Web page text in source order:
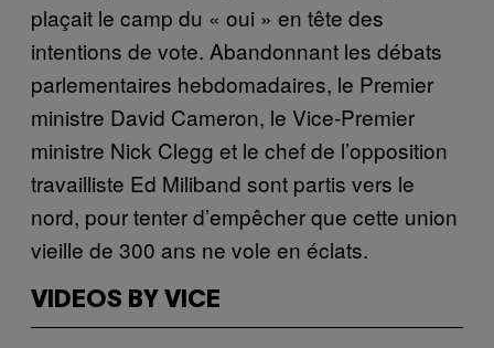
plaçait le camp du « oui » en tête des
intentions de vote. Abandonnant les débats
parlementaires hebdomadaires, le Premier
ministre David Cameron, le Vice-Premier
ministre Nick Clegg et le chef de l’opposition
travailliste Ed Miliband sont partis vers le
nord, pour tenter d’empêcher que cette union
vieille de 300 ans ne vole en éclats.
VIDEOS BY VICE